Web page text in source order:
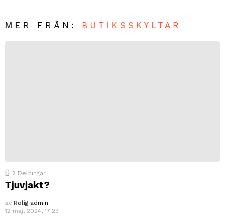
MER FRÅN: BUTIKSSKYLTAR
2 Delningar
Tjuvjakt?
av Rolig admin
12 maj, 2024, 17:23